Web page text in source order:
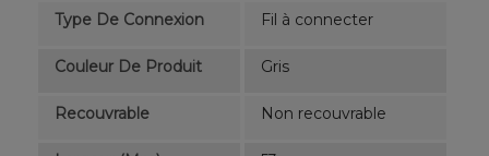
Type De Connexion Fil à connecter
Couleur De Produit Gris
Recouvrable Non recouvrable